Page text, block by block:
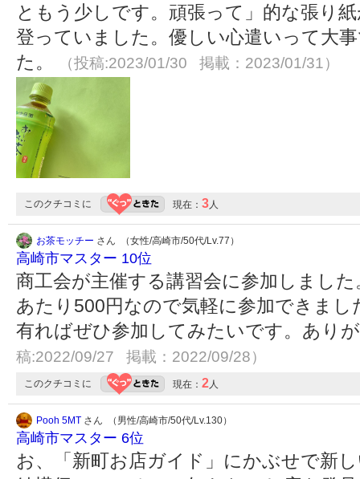
ともう少しです。頑張って」的な張り
登っていました。優しい心遣いって大
た。
（投稿:2023/01/30 掲載：2023/01/31）
このクチコミに 現在： 3 人
お茶モッチー さん （女性/高崎市/50代/Lv.77）
高崎市マスター 10位
商工会が主催する講習会に参加しまし
あたり500円なので気軽に参加できま
有ればぜひ参加してみたいです。あり
稿:2022/09/27 掲載：2022/09/28）
このクチコミに 現在： 2 人
Pooh 5MT さん （男性/高崎市/50代/Lv.130）
高崎市マスター 6位
お、「新町お店ガイド」にかぶせで新